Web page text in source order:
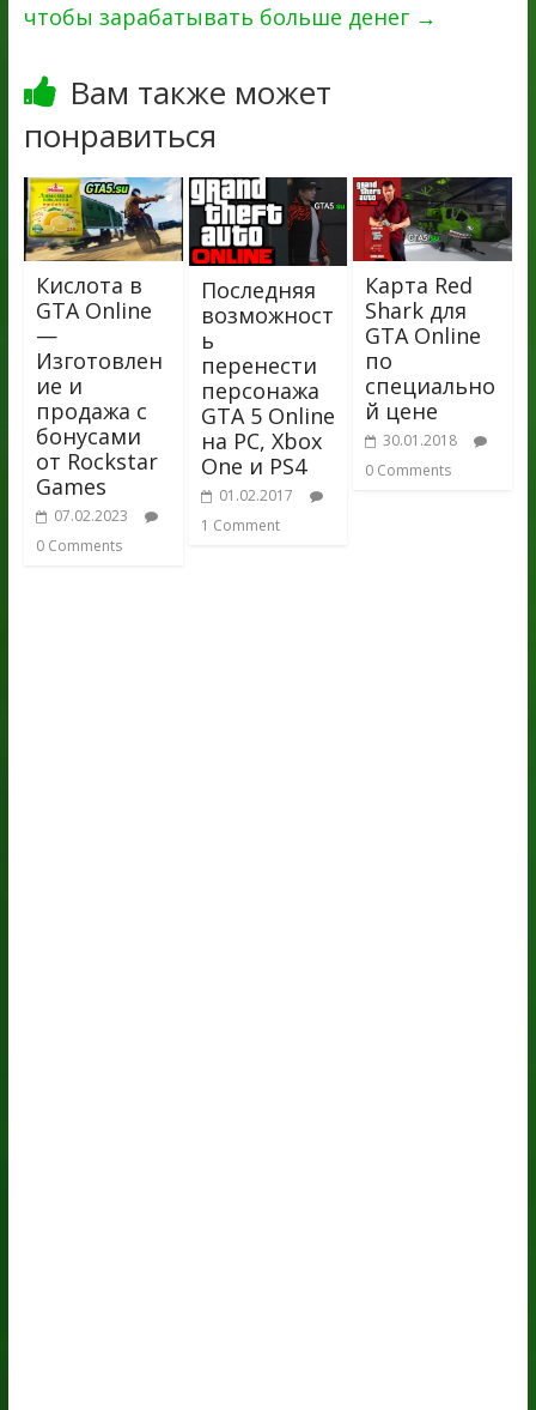
чтобы зарабатывать больше денег →
Вам также может
понравиться
Кислота в
GTA Online
—
Изготовлен
ие и
продажа с
бонусами
от Rockstar
Games
07.02.2023
0 Comments
Последняя
возможност
ь
перенести
персонажа
GTA 5 Online
на PC, Xbox
One и PS4
01.02.2017
1 Comment
Карта Red
Shark для
GTA Online
по
специально
й цене
30.01.2018
0 Comments